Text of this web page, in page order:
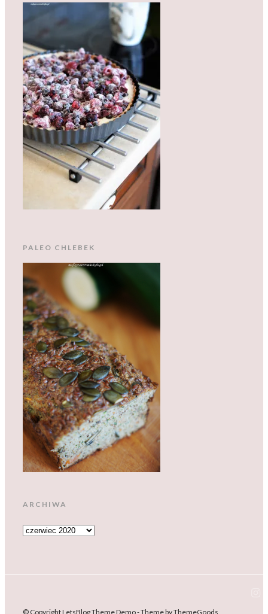
PALEO CHLEBEK
ARCHIWA
ARCHIWA
© Copyright LetsBlog Theme Demo - Theme by ThemeGoods